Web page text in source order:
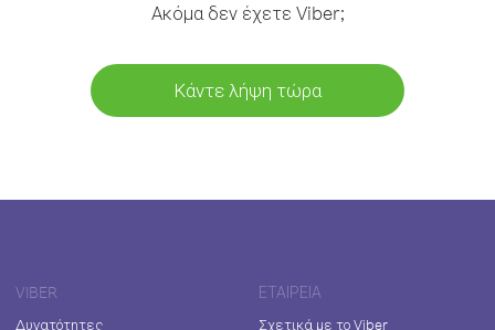
Ακόμα δεν έχετε Viber;
Κάντε λήψη τώρα
VIBER
Δυνατότητες
ΕΤΑΙΡΕΊΑ
Σχετικά με το Viber